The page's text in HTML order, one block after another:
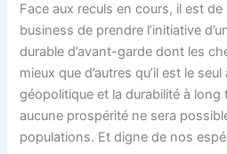
Face aux reculs en cours, il est
business de prendre l’initiative
durable d’avant-garde dont les
mieux que d’autres qu’il est le
géopolitique et la durabilité à long
aucune prospérité ne sera
populations. Et digne de nos